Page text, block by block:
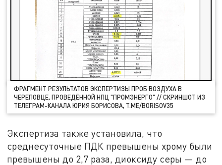
ФРАГМЕНТ РЕЗУЛЬТАТОВ ЭКСПЕРТИЗЫ ПРОБ ВОЗДУХА В
ЧЕРЕПОВЦЕ, ПРОВЕДЁННОЙ НПЦ "ПРОМЭНЕРГО" // СКРИНШОТ ИЗ
ТЕЛЕГРАМ-КАНАЛА ЮРИЯ БОРИСОВА, T.ME/BORISOV35
Экспертиза также установила, что
среднесуточные ПДК превышены хрому были
превышены до 2,7 раза, диоксиду серы — до